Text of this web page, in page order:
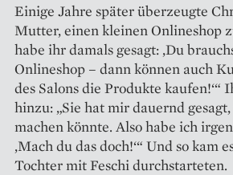
Einige Jahre später überzeugte
Mutter, einen kleinen Onlineshop
habe ihr damals gesagt: ‚Du
Onlineshop – dann können auch
des Salons die Produkte
hinzu: „Sie hat mir dauernd
machen könnte. Also habe ich
‚Mach du das doch!‘“ Und so kam
Tochter mit Feschi durchstarteten.